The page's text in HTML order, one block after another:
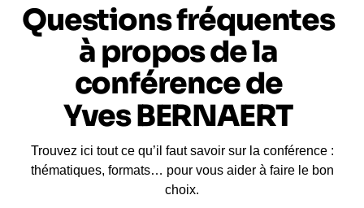
Questions fréquentes
à propos de la
conférence de
Yves BERNAERT
Trouvez ici tout ce qu’il faut savoir sur la conférence :
thématiques, formats… pour vous aider à faire le bon
choix.